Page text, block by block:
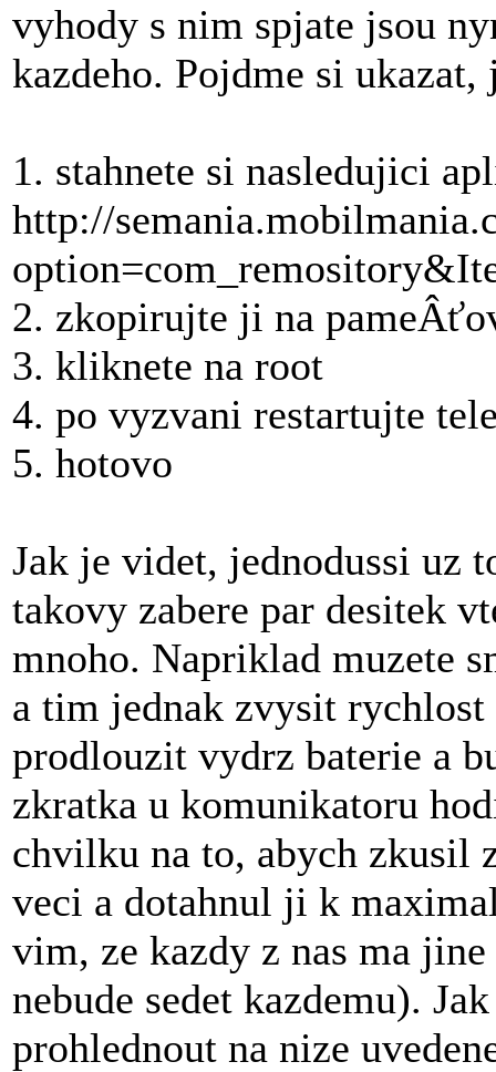
vyhody s nim spjate jsou
kazdeho. Pojdme si ukazat,
1. stahnete si nasledujici
http://
2. zkopirujte ji na
3. kliknete na root
4. po vyzvani restartujte
5. hotovo
Jak je videt, jednodussi uz
takovy zabere par desitek
mnoho. Napriklad muzete
a tim jednak zvysit rychlost
prodlouzit vydrz baterie a
zkratka u komunikatoru
chvilku na to, abych zkusil
veci a dotahnul ji k
vim, ze kazdy z nas ma
nebude sedet kazdemu).
prohlednout na nize